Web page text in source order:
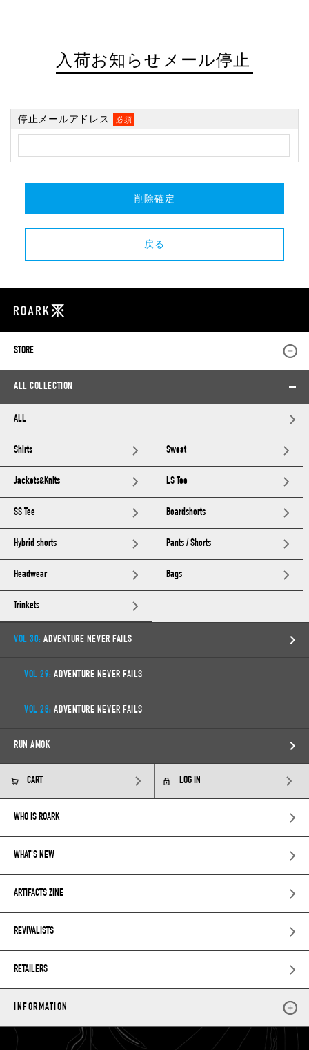
入荷お知らせメール停止
停止メールアドレス 必須
STORE
ALL COLLECTION
ALL
Shirts Sweat
Jackets&Knits LS Tee
SS Tee Boardshorts
Hybrid shorts Pants / Shorts
Headwear Bags
Trinkets
VOL 30: ADVENTURE NEVER FAILS
VOL 29: ADVENTURE NEVER FAILS
VOL 28: ADVENTURE NEVER FAILS
RUN AMOK
CART LOG IN
WHO IS ROARK
WHAT’S NEW
ARTIFACTS ZINE
REVIVALISTS
RETAILERS
INFORMATION